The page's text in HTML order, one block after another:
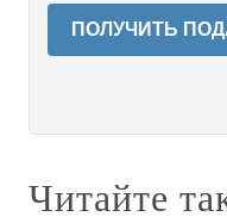
ПОЛУЧИТЬ
Читайте